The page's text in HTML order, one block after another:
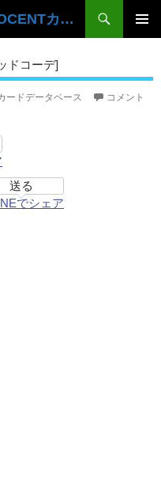
魔法少女リリカルなのはINNOCENTカードデータベース
イ
ン
ドコーデ]
ードデータベース
コメント
送る